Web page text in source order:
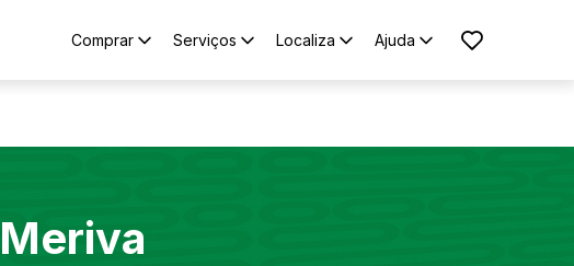
Comprar Serviços Localiza Ajuda
Meriva